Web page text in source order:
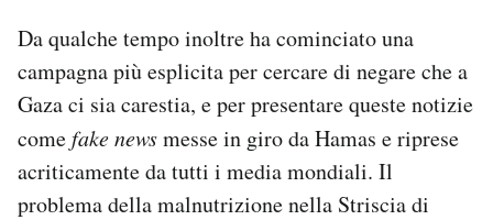
Da qualche tempo inoltre ha cominciato una
campagna più esplicita per cercare di negare che a
Gaza ci sia carestia, e per presentare queste notizie
comefake newsmesse in giro da Hamas e riprese
acriticamente da tutti i media mondiali. Il
problema della malnutrizione nella Striscia di